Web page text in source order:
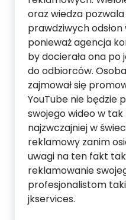
oraz wiedza
prawdziwych odsłon
ponieważ agencja
by docierała ona po
do odbiorców.
zajmował się
YouTube nie będzie
swojego wideo w tak
najzwczajniej w
reklamowy zanim
uwagi na ten fakt
reklamowanie
profesjonalistom
jkservices.